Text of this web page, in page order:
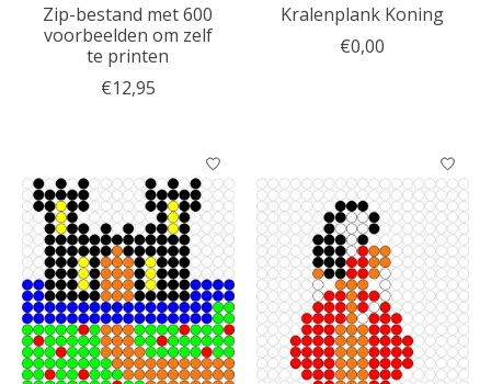
Zip-bestand met 600
voorbeelden om zelf
te printen
€12,95
Kralenplank Koning
€0,00